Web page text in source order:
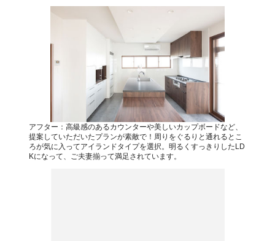
アフター：高級感のあるカウンターや美しいカップボードなど、
提案していただいたプランが素敵で！周りをぐるりと通れるとこ
ろが気に入ってアイランドタイプを選択。明るくすっきりしたLD
Kになって、ご夫妻揃って満足されています。